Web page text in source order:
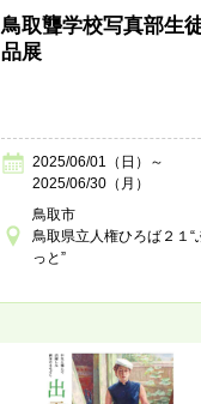
鳥取聾学校写真部生
品展
2025/06/01（日）～
2025/06/30（月）
鳥取市
鳥取県立人権ひろば２１“
っと”